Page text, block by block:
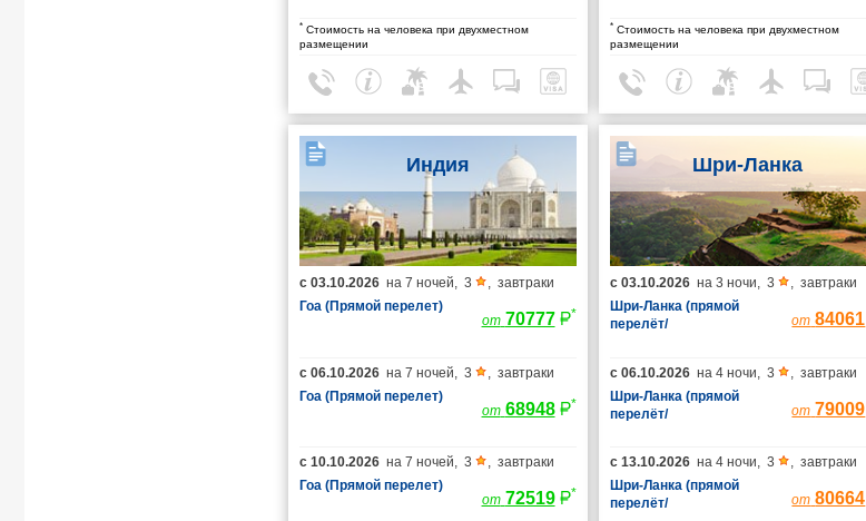
*Стоимость на человека при двухместном
размещении
*Стоимость на человека при двухместном
размещении
Индия
с 03.10.2026на 7 ночей, 3 , завтраки
Гоа (Прямой перелет)
от 70777 *
с 06.10.2026на 7 ночей, 3 , завтраки
Гоа (Прямой перелет)
от 68948 *
с 10.10.2026на 7 ночей, 3 , завтраки
Гоа (Прямой перелет)
от 72519 *
Шри-Ланка
с 03.10.2026на 3 ночи, 3 , завтраки
Шри-Ланка (прямой
перелёт/
от 84061
с 06.10.2026на 4 ночи, 3 , завтраки
Шри-Ланка (прямой
перелёт/
от 79009
с 13.10.2026на 4 ночи, 3 , завтраки
Шри-Ланка (прямой
перелёт/
от 80664